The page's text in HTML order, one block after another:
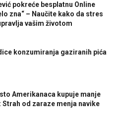
pokreće besplatnu Online
zna“ – Naučite kako da stres
vašim životom
konzumiranja gaziranih pića
Amerikanaca kupuje manje
Strah od zaraze menja navike